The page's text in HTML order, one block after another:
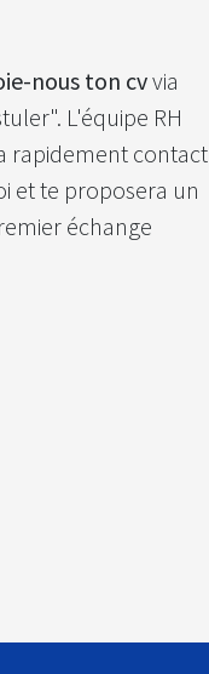
nous ton cvvia
L'équipe RH
rapidement contact
et te proposera un
échange